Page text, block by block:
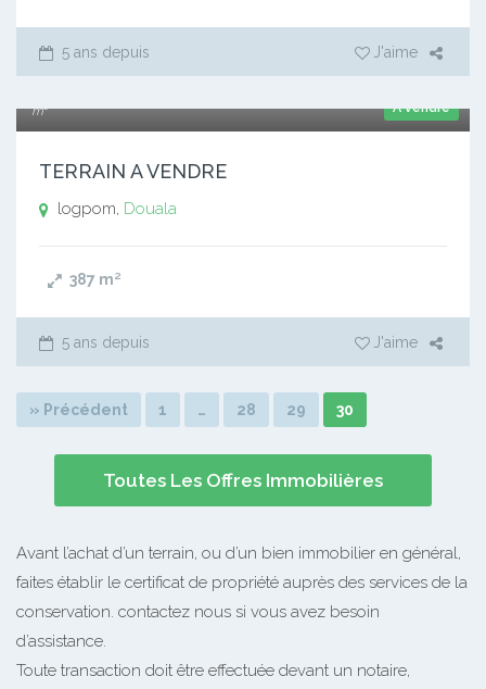
5 ans depuis J'aime
A vendre
m²
TERRAIN A VENDRE
logpom, Douala
387 m²
5 ans depuis J'aime
» Précédent 1 … 28 29 30
Toutes Les Offres Immobilières
Avant l’achat d’un terrain, ou d’un bien immobilier en général,
faites établir le certificat de propriété auprès des services de la
conservation. contactez nous si vous avez besoin
d’assistance.
Toute transaction doit être effectuée devant un notaire,